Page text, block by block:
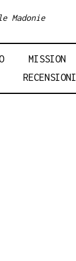
Madonie
MISSION
RECENSIONI